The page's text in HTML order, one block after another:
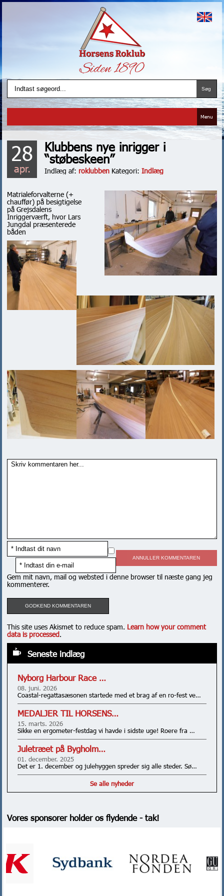
Menu
28
apr.
Klubbens nye inrigger i
“støbeskeen”
Indlæg af: roklubben Kategori:Indlæg
Matrialeforvalterne (+
chauffør) på besigtigelse
på Grejsdalens
Inriggerværft, hvor Lars
Jungdal præsenterede
båden
ANNULLER KOMMENTAREN
Gem mit navn, mail og websted i denne browser til næste gang jeg
kommenterer.
This site uses Akismet to reduce spam. Learn how your comment
data is processed.
Seneste indlæg
Nyborg Harbour Race …
08. juni. 2026
Coastal-regattasæsonen startede med et brag af en ro-fest ve…
MEDALJER TIL HORSENS…
15. marts. 2026
Sikke en ergometer-festdag vi havde i sidste uge! Roere fra …
Juletræet på Bygholm…
01. december. 2025
Det er 1. december og julehyggen spreder sig alle steder. Sø…
Se alle nyheder
Vores sponsorer holder os flydende - tak!